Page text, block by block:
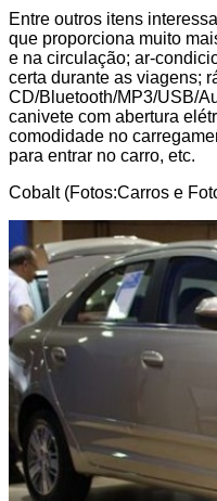
Entre outros itens
que proporciona muito
e na circulação; ar-
certa durante as viagens;
CD/Bluetooth/MP3/USB/
canivete com abertura
comodidade no
para entrar no carro, etc.
Cobalt (Fotos:Carros e